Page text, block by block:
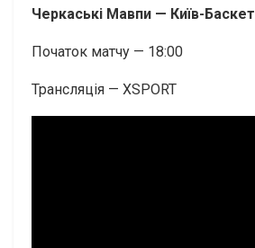
Черкаські Мавпи — Київ-Баскет
Початок матчу — 18:00
Трансляція — XSPORT